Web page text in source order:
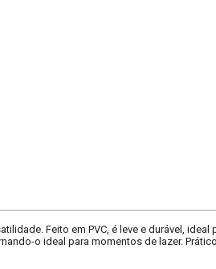
Feito em PVC, é leve e durável, ideal
o ideal para momentos de lazer.